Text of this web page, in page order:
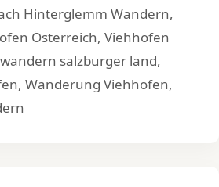
Hinterglemm Wandern,
Österreich, Viehhofen
wandern salzburger land,
, Wanderung Viehhofen,